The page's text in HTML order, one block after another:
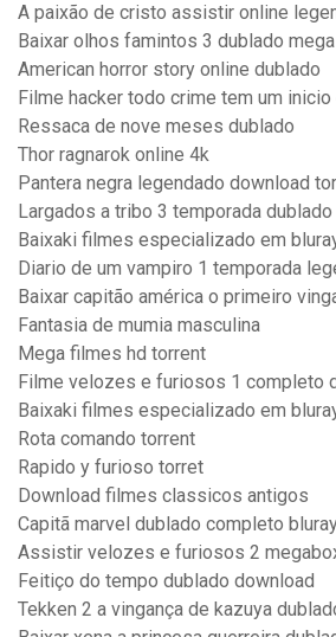
A paixão de cristo assistir online
Baixar olhos famintos 3 dublado mega
American horror story online dublado
Filme hacker todo crime tem um inicio
Ressaca de nove meses dublado
Thor ragnarok online 4k
Pantera negra legendado download
Largados a tribo 3 temporada
Baixaki filmes especializado em
Diario de um vampiro 1 temporada
Baixar capitão américa o primeiro
Fantasia de mumia masculina
Mega filmes hd torrent
Filme velozes e furiosos 1 completo
Baixaki filmes especializado em
Rota comando torrent
Rapido y furioso torret
Download filmes classicos antigos
Capitã marvel dublado completo
Assistir velozes e furiosos 2
Feitiço do tempo dublado download
Tekken 2 a vingança de kazuya